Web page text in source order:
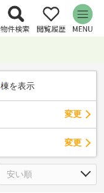
棟を表示
変更
変更